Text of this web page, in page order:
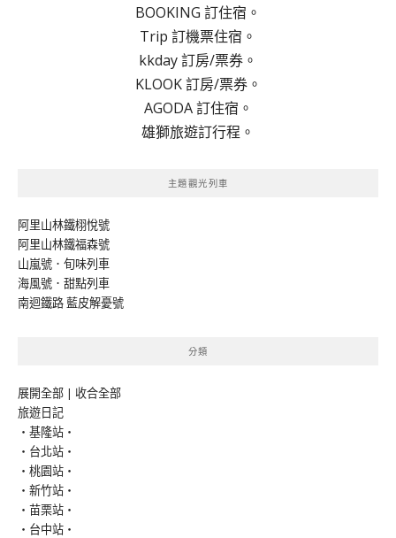
BOOKING 訂住宿。
Trip 訂機票住宿。
kkday 訂房/票券。
KLOOK 訂房/票券。
AGODA 訂住宿。
雄獅旅遊訂行程。
主題觀光列車
阿里山林鐵栩悅號
阿里山林鐵福森號
山嵐號．旬味列車
海風號．甜點列車
南迴鐵路 藍皮解憂號
分類
展開全部 | 收合全部
旅遊日記
‧基隆站‧
‧台北站‧
‧桃園站‧
‧新竹站‧
‧苗栗站‧
‧台中站‧